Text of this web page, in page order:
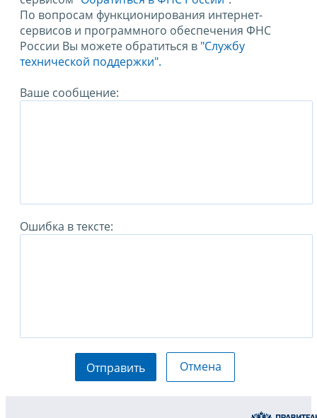
По вопросам функционирования интернет-
сервисов и программного обеспечения ФНС
России Вы можете обратиться в "Службу
технической поддержки".
Ваше сообщение:
Ошибка в тексте:
Отправить Отмена